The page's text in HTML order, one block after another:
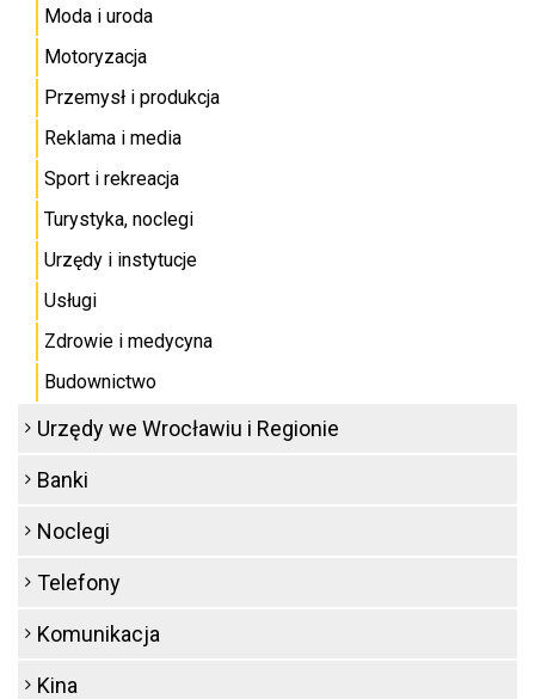
Moda i uroda
Motoryzacja
Przemysł i produkcja
Reklama i media
Sport i rekreacja
Turystyka, noclegi
Urzędy i instytucje
Usługi
Zdrowie i medycyna
Budownictwo
Urzędy we Wrocławiu i Regionie
Banki
Noclegi
Telefony
Komunikacja
Kina